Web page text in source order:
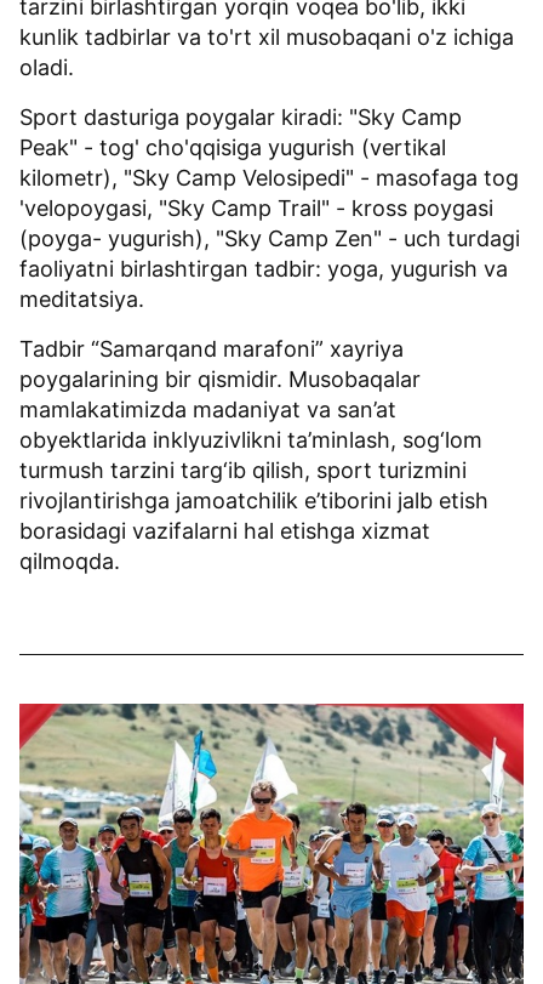
tarzini birlashtirgan yorqin voqea bo'lib, ikki
kunlik tadbirlar va to'rt xil musobaqani o'z ichiga
oladi.
Sport dasturiga poygalar kiradi: "Sky Camp
Peak" - tog' cho'qqisiga yugurish (vertikal
kilometr), "Sky Camp Velosipedi" - masofaga tog
'velopoygasi, "Sky Camp Trail" - kross poygasi
(poyga- yugurish), "Sky Camp Zen" - uch turdagi
faoliyatni birlashtirgan tadbir: yoga, yugurish va
meditatsiya.
Tadbir “Samarqand marafoni” xayriya
poygalarining bir qismidir. Musobaqalar
mamlakatimizda madaniyat va san’at
obyektlarida inklyuzivlikni ta’minlash, sog‘lom
turmush tarzini targ‘ib qilish, sport turizmini
rivojlantirishga jamoatchilik e’tiborini jalb etish
borasidagi vazifalarni hal etishga xizmat
qilmoqda.